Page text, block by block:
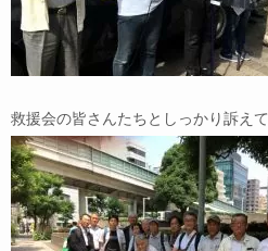
救援会の皆さんたちとしっかり訴えて